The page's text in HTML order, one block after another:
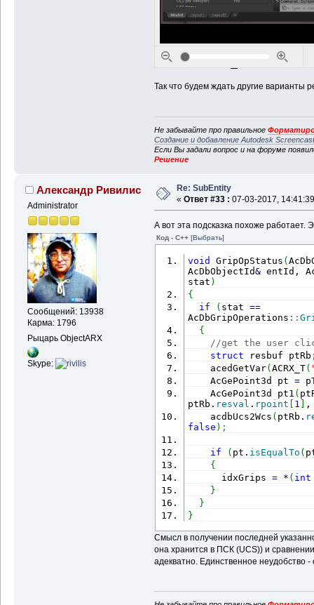
Так что будем ждать другие варианты
Не забывайте про правильное
Создание и добавление Autodesk
Если Вы задали вопрос и на форуме
Решение
Александр Ривилис
Administrator
Сообщений: 13938
Карма: 1796
Рыцарь ObjectARX
Skype:
Re: SubEntity
« Ответ #33 : 07-03-2017,
А вот эта подсказка похоже работает.
Код - C++ [Выбрать]
void GripOpStatus (
AcDbObjectId& entId,
stat )
{
if
( stat ==
AcDbGripOperations ::
{
//get the user
struct resbuf ptRb
acedGetVar(ACRX_T(
AcGePoint3d pt =
AcGePoint3d pt1 (
ptRb. resval . rpoint [ 1 ] ,
acdbUcs2Wcs ( ptRb.
false ) ;
if ( pt. isEqualTo (
{
idxGrips = * ( int
}
}
}
Смысл в получении последней
она хранится в ПСК (UCS)) и
адекватно. Единственное неудобство